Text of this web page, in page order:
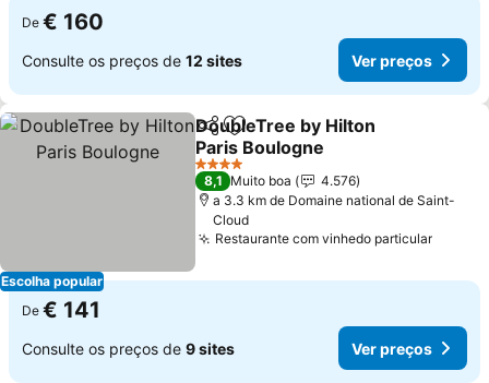
De € 160
Consulte os preços de 12 sites Ver preços
Escolha popular
PartilharAdicionar aos favoritos
DoubleTree by Hilton
Paris Boulogne
Ver preços
4 Estrelas
8,1 Muito boa
4.576
a 3.3 km de Domaine national de Saint-
Cloud
Restaurante com vinhedo particularVer
De € 141
Consulte os preços de 9 sites Ver preços